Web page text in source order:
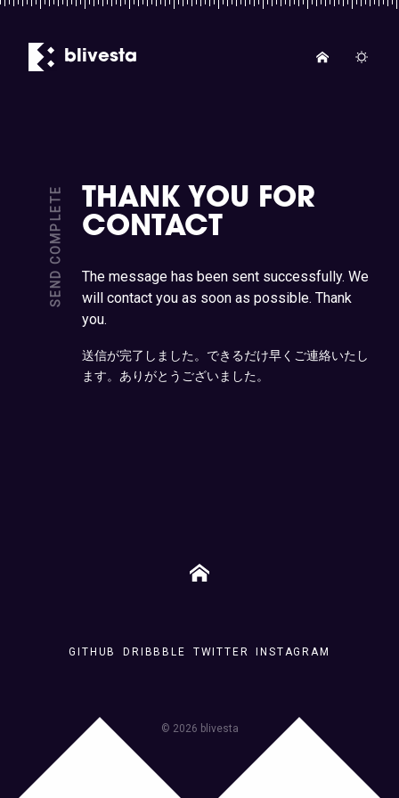
blivesta
SEND COMPLETE
THANK YOU FOR
CONTACT
The message has been sent successfully. We
will contact you as soon as possible. Thank
you.
送信が完了しました。できるだけ早くご連絡いたし
ます。ありがとうございました。
GITHUB DRIBBBLE TWITTER INSTAGRAM
© 2026 blivesta